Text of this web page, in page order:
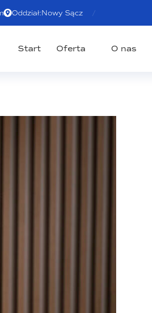
Oddział:Nowy Sącz
Start Oferta O nas